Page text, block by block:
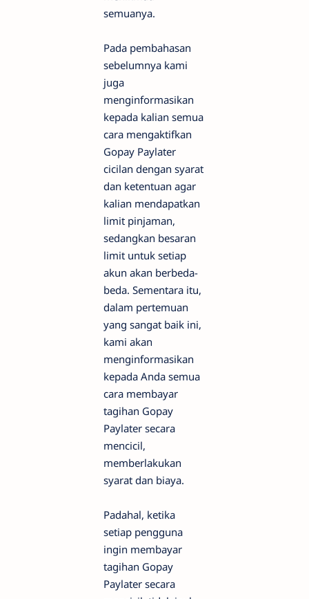
semuanya.
Pada pembahasan
sebelumnya kami
juga
menginformasikan
kepada kalian semua
cara mengaktifkan
Gopay Paylater
cicilan dengan syarat
dan ketentuan agar
kalian mendapatkan
limit pinjaman,
sedangkan besaran
limit untuk setiap
akun akan berbeda-
beda. Sementara itu,
dalam pertemuan
yang sangat baik ini,
kami akan
menginformasikan
kepada Anda semua
cara membayar
tagihan Gopay
Paylater secara
mencicil,
memberlakukan
syarat dan biaya.
Padahal, ketika
setiap pengguna
ingin membayar
tagihan Gopay
Paylater secara